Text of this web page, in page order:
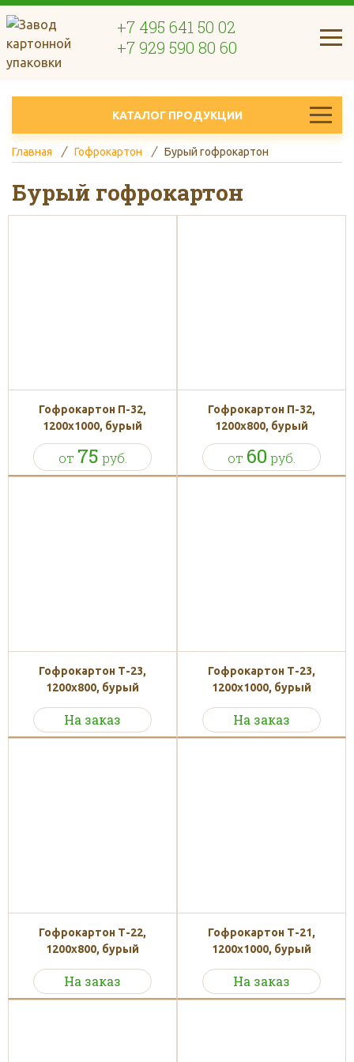
+7 495 641 50 02
+7 929 590 80 60
КАТАЛОГ ПРОДУКЦИИ
Главная Гофрокартон Бурый гофрокартон
Бурый гофрокартон
от 75 руб.
Гофрокартон П-32,
1200х1000, бурый
от 60 руб.
Гофрокартон П-32,
1200х800, бурый
На заказ
Гофрокартон Т-23,
1200х800, бурый
На заказ
Гофрокартон Т-23,
1200х1000, бурый
На заказ
Гофрокартон Т-22,
1200х800, бурый
На заказ
Гофрокартон Т-21,
1200х1000, бурый